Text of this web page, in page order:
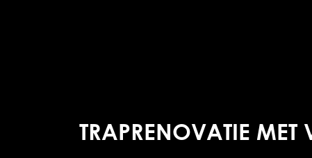
TRAPRENOVATIE MET